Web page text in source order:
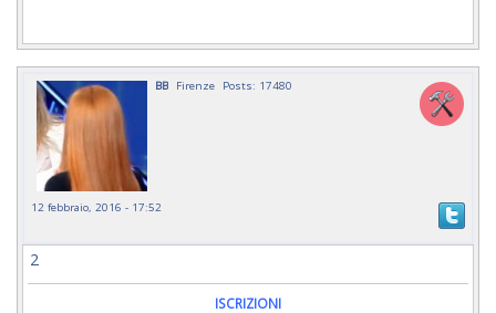
BB Firenze Posts: 17480
12 febbraio, 2016 - 17:52
2
ISCRIZIONI